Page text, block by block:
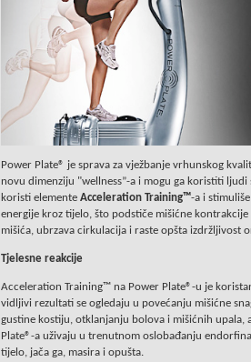
Power Plate® je sprava za vježbanje vrhunskog
novu dimenziju "wellness”-a i mogu ga koristiti
koristi elemente Acceleration Training™-a i
energije kroz tijelo, što podstiče mišićne
mišića, ubrzava cirkulacija i raste opšta izdržljivost
Tjelesne reakcije
Acceleration Training™ na Power Plate®-u je
vidljivi rezultati se ogledaju u povećanju mišićne
gustine kostiju, otklanjanju bolova i mišićnih upala,
Plate®-a uživaju u trenutnom oslobađanju
tijelo, jača ga, masira i opušta.